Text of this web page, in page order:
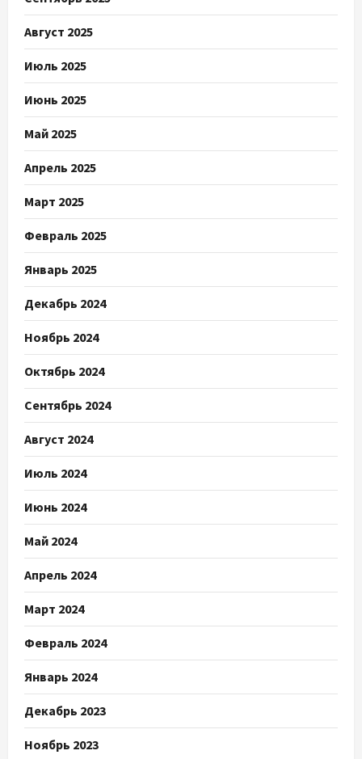
Август 2025
Июль 2025
Июнь 2025
Май 2025
Апрель 2025
Март 2025
Февраль 2025
Январь 2025
Декабрь 2024
Ноябрь 2024
Октябрь 2024
Сентябрь 2024
Август 2024
Июль 2024
Июнь 2024
Май 2024
Апрель 2024
Март 2024
Февраль 2024
Январь 2024
Декабрь 2023
Ноябрь 2023